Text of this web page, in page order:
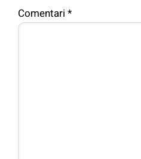
Comentari *